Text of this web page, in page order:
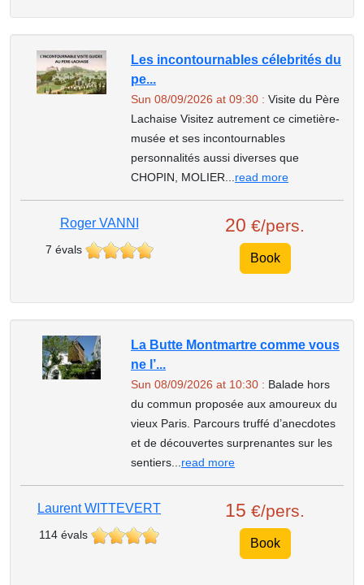
Les incontournables célebrités du
pe...
Sun 08/09/2026 at 09:30 : Visite du Père
Lachaise Visitez autrement ce cimetière-
musée et ses incontournables
personnalités aussi diverses que
CHOPIN, MOLIER... read more
Roger VANNI
7 évals
20 €/pers.
Book
La Butte Montmartre comme vous
ne l’...
Sun 08/09/2026 at 10:30 : Balade hors
du commun proposée aux amoureux du
vieux Paris. Parcours truffé d’anecdotes
et de découvertes surprenantes sur les
sentiers... read more
Laurent WITTEVERT
114 évals
15 €/pers.
Book